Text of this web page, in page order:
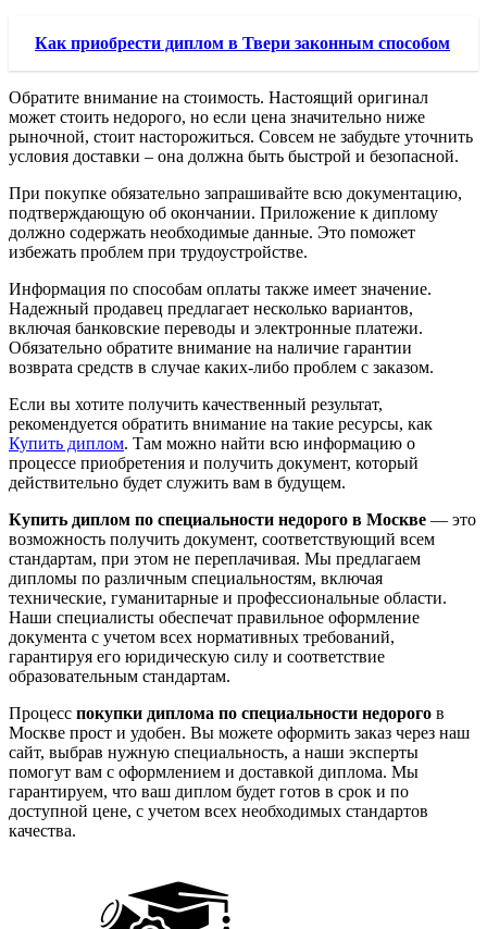
Как приобрести диплом в Твери законным способом
Обратите внимание на стоимость. Настоящий оригинал
может стоить недорого, но если цена значительно ниже
рыночной, стоит насторожиться. Совсем не забудьте уточнить
условия доставки – она должна быть быстрой и безопасной.
При покупке обязательно запрашивайте всю документацию,
подтверждающую об окончании. Приложение к диплому
должно содержать необходимые данные. Это поможет
избежать проблем при трудоустройстве.
Информация по способам оплаты также имеет значение.
Надежный продавец предлагает несколько вариантов,
включая банковские переводы и электронные платежи.
Обязательно обратите внимание на наличие гарантии
возврата средств в случае каких-либо проблем с заказом.
Если вы хотите получить качественный результат,
рекомендуется обратить внимание на такие ресурсы, как
Купить диплом. Там можно найти всю информацию о
процессе приобретения и получить документ, который
действительно будет служить вам в будущем.
Купить диплом по специальности недорого в Москве — это
возможность получить документ, соответствующий всем
стандартам, при этом не переплачивая. Мы предлагаем
дипломы по различным специальностям, включая
технические, гуманитарные и профессиональные области.
Наши специалисты обеспечат правильное оформление
документа с учетом всех нормативных требований,
гарантируя его юридическую силу и соответствие
образовательным стандартам.
Процесс покупки диплома по специальности недорого в
Москве прост и удобен. Вы можете оформить заказ через наш
сайт, выбрав нужную специальность, а наши эксперты
помогут вам с оформлением и доставкой диплома. Мы
гарантируем, что ваш диплом будет готов в срок и по
доступной цене, с учетом всех необходимых стандартов
качества.